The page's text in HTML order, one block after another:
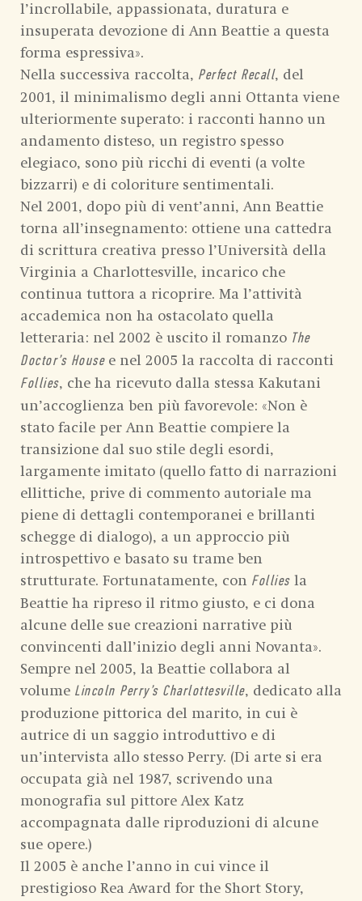
l’incrollabile, appassionata, duratura e
insuperata devozione di Ann Beattie a questa
forma espressiva».
Nella successiva raccolta, Perfect Recall, del
2001, il minimalismo degli anni Ottanta viene
ulteriormente superato: i racconti hanno un
andamento disteso, un registro spesso
elegiaco, sono più ricchi di eventi (a volte
bizzarri) e di coloriture sentimentali.
Nel 2001, dopo più di vent’anni, Ann Beattie
torna all’insegnamento: ottiene una cattedra
di scrittura creativa presso l’Università della
Virginia a Charlottesville, incarico che
continua tuttora a ricoprire. Ma l’attività
accademica non ha ostacolato quella
letteraria: nel 2002 è uscito il romanzo The
Doctor’s Housee nel 2005 la raccolta di racconti
Follies, che ha ricevuto dalla stessa Kakutani
un’accoglienza ben più favorevole: «Non è
stato facile per Ann Beattie compiere la
transizione dal suo stile degli esordi,
largamente imitato (quello fatto di narrazioni
ellittiche, prive di commento autoriale ma
piene di dettagli contemporanei e brillanti
schegge di dialogo), a un approccio più
introspettivo e basato su trame ben
strutturate. Fortunatamente, con Folliesla
Beattie ha ripreso il ritmo giusto, e ci dona
alcune delle sue creazioni narrative più
convincenti dall’inizio degli anni Novanta».
Sempre nel 2005, la Beattie collabora al
volume Lincoln Perry’s Charlottesville, dedicato alla
produzione pittorica del marito, in cui è
autrice di un saggio introduttivo e di
un’intervista allo stesso Perry. (Di arte si era
occupata già nel 1987, scrivendo una
monografia sul pittore Alex Katz
accompagnata dalle riproduzioni di alcune
sue opere.)
Il 2005 è anche l’anno in cui vince il
prestigioso Rea Award for the Short Story,